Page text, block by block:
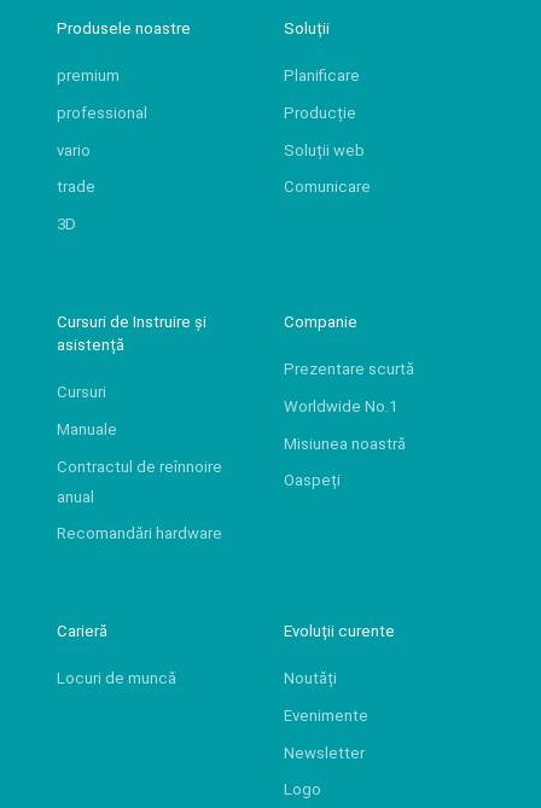
Produsele noastre
premium
professional
vario
trade
3D
Soluții
Planificare
Producție
Soluții web
Comunicare
Cursuri de Instruire și
asistență
Cursuri
Manuale
Contractul de reînnoire
anual
Recomandări hardware
Companie
Prezentare scurtă
Worldwide No.1
Misiunea noastră
Oaspeți
Carieră
Locuri de muncă
Evoluții curente
Noutăți
Evenimente
Newsletter
Logo